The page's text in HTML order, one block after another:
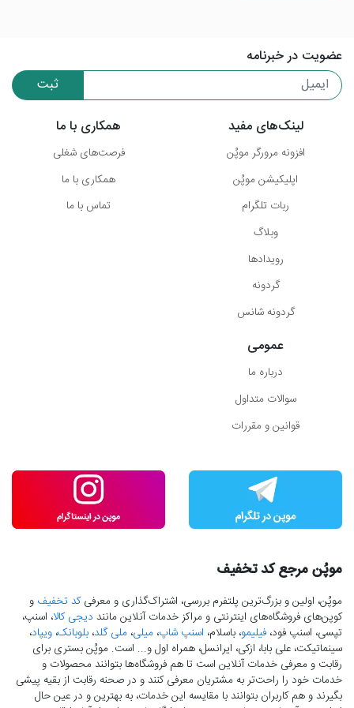
عضویت در خبرنامه
ثبت
لینک‌های مفید
افزونه مرورگر موپُن
اپلیکیشن موپُن
ربات تلگرام
وبلاگ
رویدادها
گردونه
گردونه شانس
همکاری با ما
فرصت‌های شغلی
همکاری با ما
تماس با ما
عمومی
درباره ما
سوالات متداول
قوانین و مقررات
موپُن مرجع کد تخفیف
موپُن، اولین و بزرگ‌ترین پلتفرم بررسی، اشتراک‌گذاری و معرفیکد تخفیف و
کوپن‌های فروشگاه‌های اینترنتی و مراکز خدمات آنلاین مانند دیجی کالا، اسنپ،
تپسی، اسنپ فود، فیلیمو، باسلام، اسنپ شاپ، میلی، ملی گلد، بلوبانک، ویپاد،
سینماتیکت، علی بابا، ازکی، ایرانسل، همراه اول و... است. موپُن بستری برای
رقابت و معرفی خدمات آنلاین است تا هم فروشگاه‌ها بتوانند محصولات و
خدمات خود را راحت‌تر به مشتریان معرفی کنند و در صحنه رقابت از بقیه پیشی
بگیرند و هم کاربران بتوانند با مقایسه این خدمات، به بهترین و در عین حال